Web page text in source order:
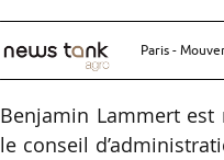
Paris -
Benjamin Lammert est
le conseil